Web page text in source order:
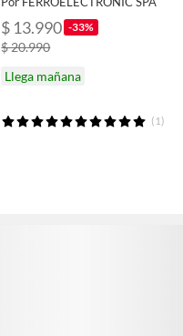
$ 13.990 -33%
$ 20.990
Llega mañana
(1)